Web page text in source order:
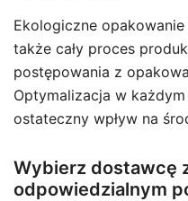
Ekologiczne
także cały proces
postępowania z
Optymalizacja w
ostateczny wpływ na
Wybierz dostawcę
odpowiedzialnym